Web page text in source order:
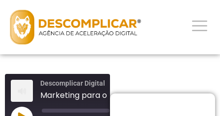
Descomplicar Digital
Marketing para o Dia dos Namorados